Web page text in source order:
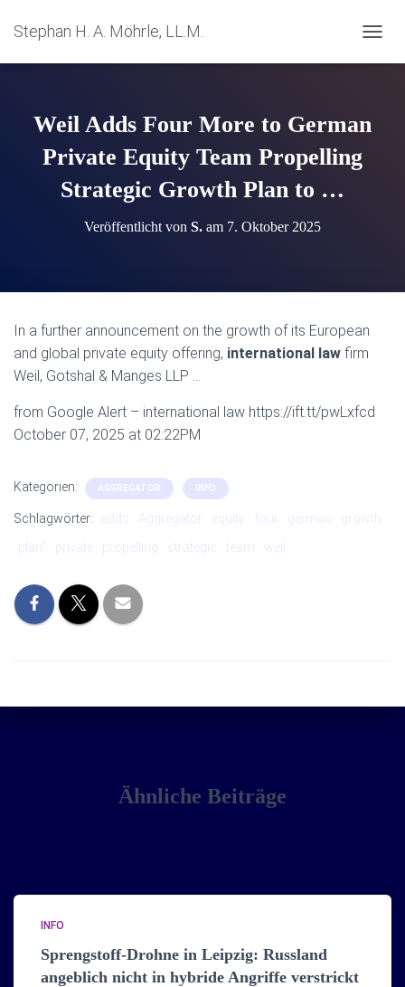
Stephan H. A. Möhrle, LL.M.
A
Weil Adds Four More to German
Private Equity Team Propelling
Strategic Growth Plan to …
Veröffentlicht von S. am 7. Oktober 2025
In a further announcement on the growth of its European
and global private equity offering, international law firm
Weil, Gotshal & Manges LLP …
from Google Alert – international law https://ift.tt/pwLxfcd
October 07, 2025 at 02:22PM
Kategorien: AGGREGATOR INFO
Schlagwörter: adds Aggregator equity four german
growth
plan“
private propelling strategic team
Ähnliche Beiträge
INFO
Sprengstoff-Drohne in Leipzig: Russland
angeblich nicht in hybride Angriffe verstrickt